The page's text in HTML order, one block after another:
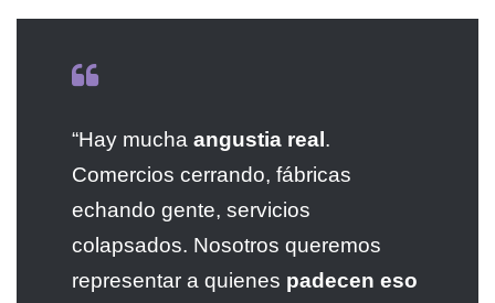
“Hay mucha angustia real .
Comercios cerrando, fábricas
echando gente, servicios
colapsados. Nosotros queremos
representar a quienes padecen eso